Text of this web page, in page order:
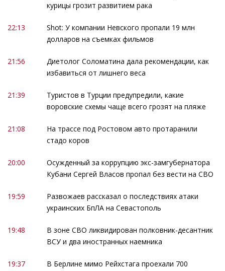
курицы грозит развитием рака
22:13
Shot: У компании Невского пропали 19 млн
долларов на съемках фильмов
21:56
Диетолог Соломатина дала рекомендации, как
избавиться от лишнего веса
21:39
Туристов в Турции предупредили, какие
воровские схемы чаще всего грозят на пляже
21:08
На трассе под Ростовом авто протаранили
стадо коров
20:00
Осужденный за коррупцию экс-замгубернатора
Кубани Сергей Власов пропал без вести на СВО
19:59
Развожаев рассказал о последствиях атаки
украинских БпЛА на Севастополь
19:48
В зоне СВО ликвидирован полковник-десантник
ВСУ и два иностранных наемника
19:37
В Берлине мимо Рейхстага проехали 700